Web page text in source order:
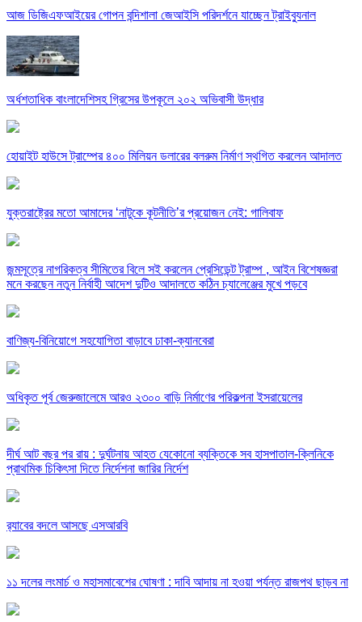
আজ ডিজিএফআইয়ের গোপন বন্দিশালা জেআইসি পরিদর্শনে যাচ্ছেন ট্রাইব্যুনাল
অর্ধশতাধিক বাংলাদেশিসহ গ্রিসের উপকূলে ২০২ অভিবাসী উদ্ধার
হোয়াইট হাউসে ট্রাম্পের ৪০০ মিলিয়ন ডলারের বলরুম নির্মাণ স্থগিত করলেন আদালত
যুক্তরাষ্ট্রের মতো আমাদের ‘নাটুকে কূটনীতি’র প্রয়োজন নেই: গালিবাফ
জন্মসূত্রে নাগরিকত্ব সীমিতের বিলে সই করলেন প্রেসিডেন্ট ট্রাম্প , আইন বিশেষজ্ঞরা
মনে করছেন নতুন নির্বাহী আদেশ দুটিও আদালতে কঠিন চ্যালেঞ্জের মুখে পড়বে
বাণিজ্য-বিনিয়োগে সহযোগিতা বাড়াবে ঢাকা-ক্যানবেরা
অধিকৃত পূর্ব জেরুজালেমে আরও ২৩০০ বাড়ি নির্মাণের পরিকল্পনা ইসরায়েলের
দীর্ঘ আট বছর পর রায় : দুর্ঘটনায় আহত যেকোনো ব্যক্তিকে সব হাসপাতাল-ক্লিনিকে
প্রাথমিক চিকিৎসা দিতে নির্দেশনা জারির নির্দেশ
র‍্যাবের বদলে আসছে এসআরবি
১১ দলের লংমার্চ ও মহাসমাবেশের ঘোষণা : দাবি আদায় না হওয়া পর্যন্ত রাজপথ ছাড়ব না